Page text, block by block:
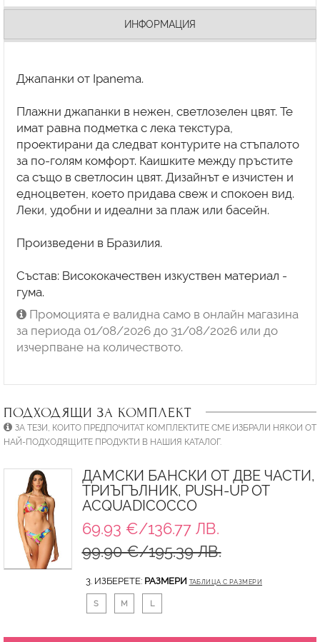
ИНФОРМАЦИЯ
Джапанки от Ipanema.
Плажни джапанки в нежен, светлозелен цвят. Те
имат равна подметка с лека текстура,
проектирани да следват контурите на стъпалото
за по-голям комфорт. Каишките между пръстите
са също в светлосин цвят. Дизайнът е изчистен и
едноцветен, което придава свеж и спокоен вид.
Леки, удобни и идеални за плаж или басейн.
Произведени в Бразилия.
Състав: Висококачествен изкуствен материал -
гума.
Промоцията е валидна само в онлайн магазина
за периода 01/08/2026 до 31/08/2026 или до
изчерпване на количеството.
ПОДХОДЯЩИ ЗА КОМПЛЕКТ
ЗА ТЕЗИ, КОИТО ПРЕДПОЧИТАТ КОМПЛЕКТИТЕ СМЕ ИЗБРАЛИ НЯКОИ ОТ
НАЙ-ПОДХОДЯЩИТЕ ПРОДУКТИ В НАШИЯ КАТАЛОГ.
ДАМСКИ БАНСКИ ОТ ДВЕ ЧАСТИ,
ТРИЪГЪЛНИК, PUSH-UP ОТ
ACQUADICOCCO
69.93 €/136.77 ЛВ.
99.90 €/195.39 ЛВ.
3. ИЗБЕРЕТЕ: РАЗМЕРИ ТАБЛИЦА С РАЗМЕРИ
S M L